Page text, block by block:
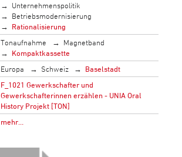
Unternehmenspolitik
Betriebsmodernisierung
Rationalisierung
Tonaufnahme
Magnetband
Kompaktkassette
Europa Schweiz
Baselstadt
F_1021 Gewerkschafter und
Gewerkschafterinnen erzählen - UNIA Oral
History Projekt [TON]
mehr…